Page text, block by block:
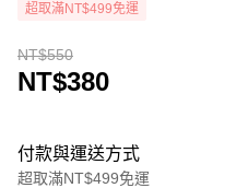
超取滿NT$499免運
NT$550
NT$380
付款與運送方式
超取滿NT$499免運